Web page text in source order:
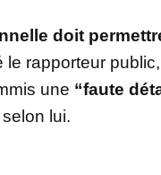
doit
le rapporteur
une “faute
lui.